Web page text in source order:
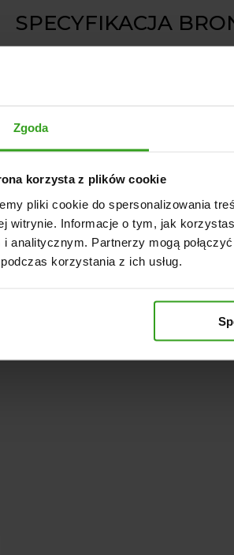
Zgoda
korzysta z plików cookie
pliki cookie do spersonalizowania
witrynie. Informacje o tym, jak
i analitycznym. Partnerzy mogą
korzystania z ich usług.
SPECYFIKACJA
Rama wykonana z profila 100x100x5
Skontaktuj się z nami już dziś, aby
efektywniejszej uprawy gleby!